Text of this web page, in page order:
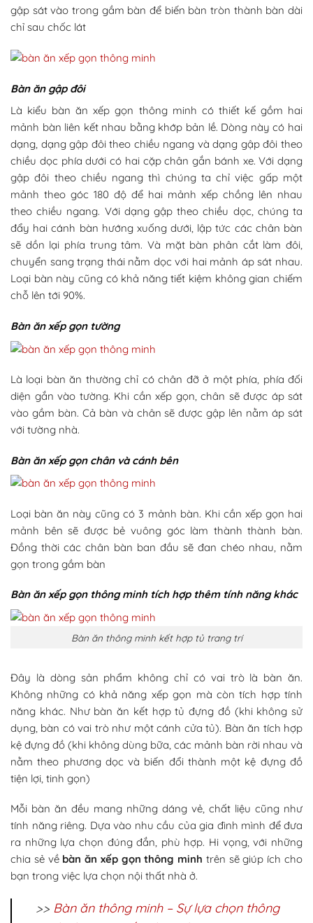
gập sát vào trong gầm bàn để biến bàn tròn thành bàn dài
chỉ sau chốc lát
Bàn ăn gập đôi
Là kiểu bàn ăn xếp gọn thông minh có thiết kế gồm hai
mảnh bàn liên kết nhau bằng khớp bản lề. Dòng này có hai
dạng, dạng gập đôi theo chiều ngang và dạng gập đôi theo
chiều dọc phía dưới có hai cặp chân gắn bánh xe. Với dạng
gập đôi theo chiều ngang thì chúng ta chỉ việc gấp một
mảnh theo góc 180 độ để hai mảnh xếp chồng lên nhau
theo chiều ngang. Với dạng gập theo chiều dọc, chúng ta
đẩy hai cánh bàn hướng xuống dưới, lập tức các chân bàn
sẽ dồn lại phía trung tâm. Và mặt bàn phân cắt làm đôi,
chuyển sang trạng thái nằm dọc với hai mảnh áp sát nhau.
Loại bàn này cũng có khả năng tiết kiệm không gian chiếm
chỗ lên tới 90%.
Bàn ăn xếp gọn tường
Là loại bàn ăn thường chỉ có chân đỡ ở một phía, phía đối
diện gắn vào tường. Khi cần xếp gọn, chân sẽ được áp sát
vào gầm bàn. Cả bàn và chân sẽ được gập lên nằm áp sát
với tường nhà.
Bàn ăn xếp gọn chân và cánh bên
Loại bàn ăn này cũng có 3 mảnh bàn. Khi cần xếp gọn hai
mảnh bên sẽ được bẻ vuông góc làm thành thành bàn.
Đồng thời các chân bàn ban đầu sẽ đan chéo nhau, nằm
gọn trong gầm bàn
Bàn ăn xếp gọn thông minh tích hợp thêm tính năng khác
Bàn ăn thông minh kết hợp tủ trang trí
Đây là dòng sản phẩm không chỉ có vai trò là bàn ăn.
Không những có khả năng xếp gọn mà còn tích hợp tính
năng khác. Như bàn ăn kết hợp tủ đựng đồ (khi không sử
dụng, bàn có vai trò như một cánh cửa tủ). Bàn ăn tích hợp
kệ đựng đồ (khi không dùng bữa, các mảnh bàn rời nhau và
nằm theo phương dọc và biến đổi thành một kệ đựng đồ
tiện lợi, tinh gọn)
Mỗi bàn ăn đều mang những dáng vẻ, chất liệu cũng như
tính năng riêng. Dựa vào nhu cầu của gia đình mình để đưa
ra những lựa chọn đúng đắn, phù hợp. Hi vọng, với những
chia sẻ về bàn ăn xếp gọn thông minh trên sẽ giúp ích cho
bạn trong việc lựa chọn nội thất nhà ở.
>> Bàn ăn thông minh – Sự lựa chọn thông